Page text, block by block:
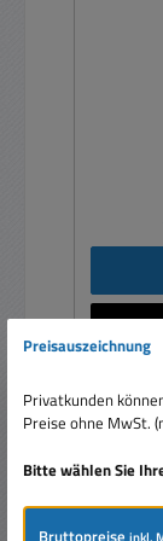
Preisauszeichnung
Privatkunden
Preise ohne MwSt.
Bitte wählen Sie
Bruttopreiseinkl.